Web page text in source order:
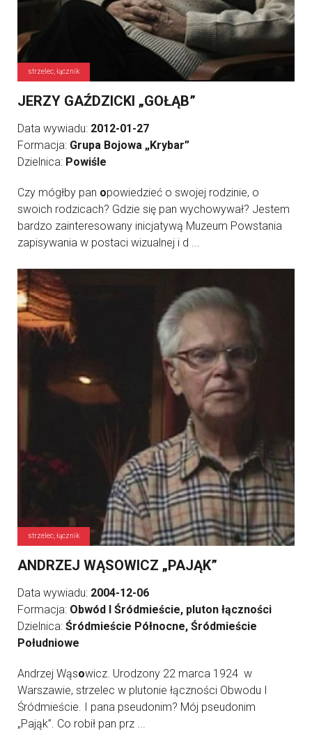
strzelec, łącznik
JERZY GAŹDZICKI „GOŁĄB”
Data wywiadu: 2012-01-27
Formacja: Grupa Bojowa „Krybar”
Dzielnica: Powiśle
Czy mógłby pan opowiedzieć o swojej rodzinie, o
swoich rodzicach? Gdzie się pan wychowywał? Jestem
bardzo zainteresowany inicjatywą Muzeum Powstania
zapisywania w postaci wizualnej i d ...
strzelec, łącznik
ANDRZEJ WĄSOWICZ „PAJĄK”
Data wywiadu: 2004-12-06
Formacja: Obwód I Śródmieście, pluton łączności
Dzielnica: Śródmieście Północne, Śródmieście
Południowe
Andrzej Wąsowicz. Urodzony 22 marca 1924 w
Warszawie, strzelec w plutonie łączności Obwodu I
Śródmieście. I pana pseudonim? Mój pseudonim
„Pająk”. Co robił pan prz ...